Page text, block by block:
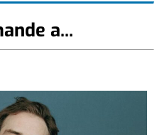
a...